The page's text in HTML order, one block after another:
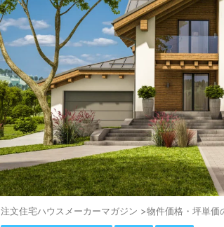
注⽂住宅ハウスメーカーマガジン >物件価格・坪単価